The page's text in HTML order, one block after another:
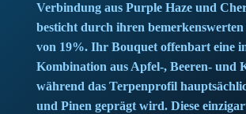
Verbindung aus Purple Haze und
besticht durch ihren
von 19%. Ihr Bouquet offenbart eine
Kombination aus Apfel-, Beeren- und
während das Terpenprofil
und Pinen geprägt wird. Diese